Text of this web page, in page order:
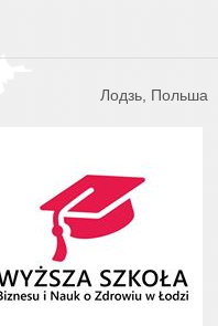
Лодзь, Польша